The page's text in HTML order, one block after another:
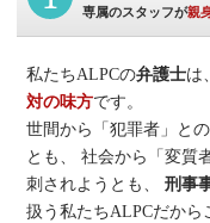
専属のスタッフが親
私たちALPCの弁護士は
対の味方です。
世間から「犯罪者」と
とも、
社会から「変質
刺されようとも、
刑事
扱う私たちALPCだから